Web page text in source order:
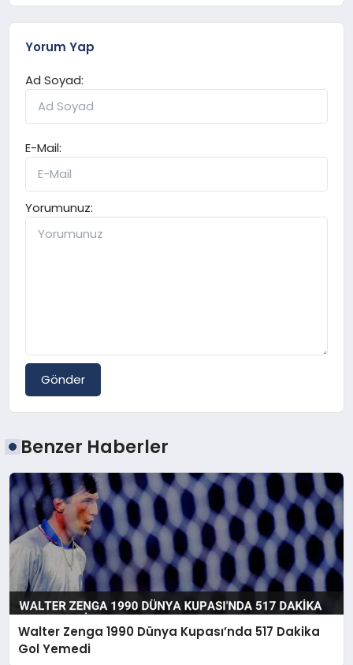
Yorum Yap
Ad Soyad:
E-Mail:
Yorumunuz:
Gönder
Benzer Haberler
Walter Zenga 1990 Dünya Kupası’nda 517 Dakika
Gol Yemedi